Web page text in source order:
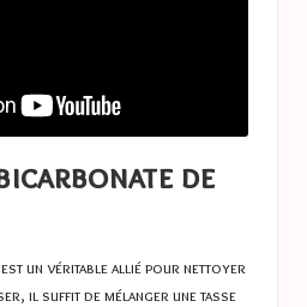
de
est un véritable allié pour nettoyer
il suffit de mélanger une tasse